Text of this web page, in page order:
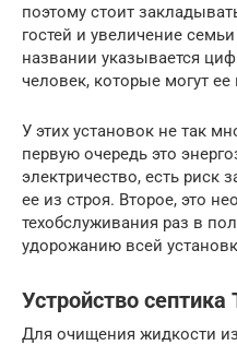
поэтому стоит
гостей и увеличение
названии указывается
человек, которые могут ее
У этих установок не так
первую очередь это
электричество, есть риск
ее из строя. Второе, это
техобслуживания раз в
удорожанию всей
Устройство септика
Для очищения жидкости